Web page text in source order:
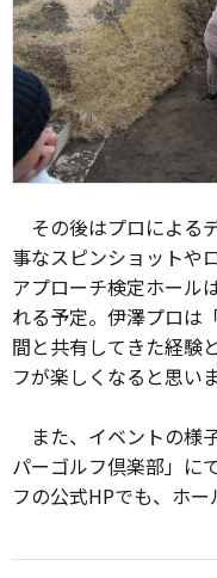
その後はプロによる
事なスピンショットや
アプローチ検定ホール
れる予定。伊澤プロは
間と共有してきた経験
フが楽しくなると思い
また、イベントの様
パーゴルフ倶楽部」に
フの公式HPでも、ホー